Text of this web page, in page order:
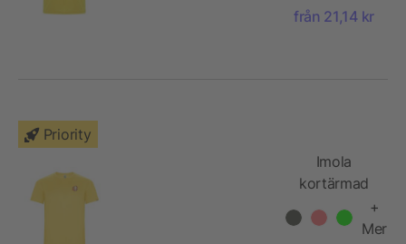
från 21,14 kr
Priority
Imola
kortärmad
funktions T-
shirt för barn
+
Mer